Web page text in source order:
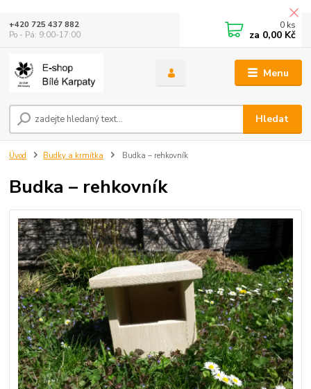
Menu
Hledat
+420 725 437 882
Po - Pá: 9:00-17:00
0 ks
za 0,00 Kč
Úvod Budky a krmítka Budka – rehkovník
Budka – rehkovník